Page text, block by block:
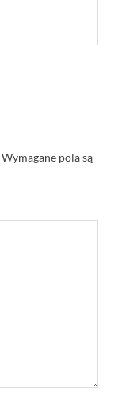
Wymagane pola są